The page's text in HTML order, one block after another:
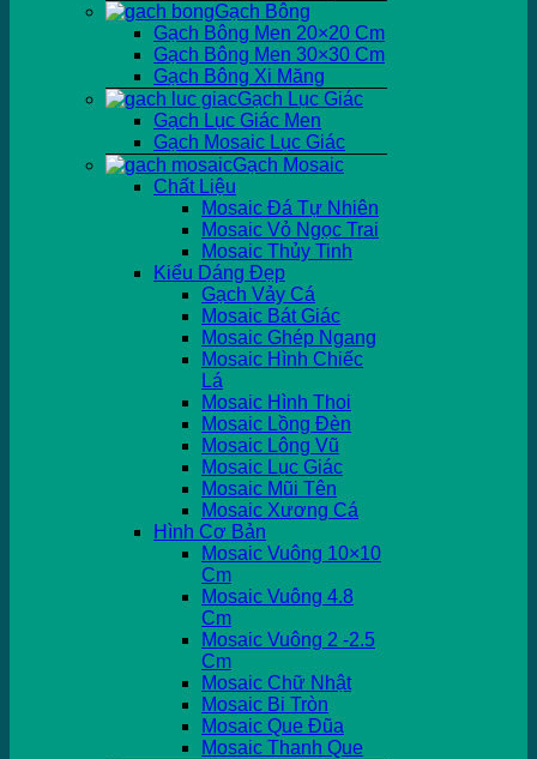
Gạch Bông
Gạch Bông Men 20×20 Cm
Gạch Bông Men 30×30 Cm
Gạch Bông Xi Măng
Gạch Lục Giác
Gạch Lục Giác Men
Gạch Mosaic Lục Giác
Gạch Mosaic
Chất Liệu
Mosaic Đá Tự Nhiên
Mosaic Vỏ Ngọc Trai
Mosaic Thủy Tinh
Kiểu Dáng Đẹp
Gạch Vảy Cá
Mosaic Bát Giác
Mosaic Ghép Ngang
Mosaic Hình Chiếc
Lá
Mosaic Hình Thoi
Mosaic Lồng Đèn
Mosaic Lông Vũ
Mosaic Lục Giác
Mosaic Mũi Tên
Mosaic Xương Cá
Hình Cơ Bản
Mosaic Vuông 10×10
Cm
Mosaic Vuông 4.8
Cm
Mosaic Vuông 2 -2.5
Cm
Mosaic Chữ Nhật
Mosaic Bi Tròn
Mosaic Que Đũa
Mosaic Thanh Que